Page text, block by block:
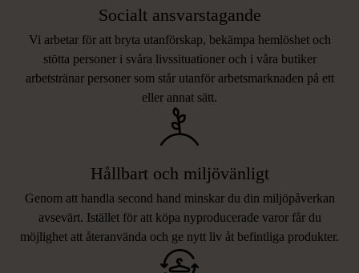
Socialt ansvarstagande
Vi arbetar för att bryta utanförskap, bekämpa hemlöshet och
stötta personer i svåra livssituationer och i våra butiker
arbetstränar personer som står utanför arbetsmarknaden på ett
eller annat sätt.
Hållbart och miljövänligt
Genom att handla second hand minskar du din miljöpåverkan
avsevärt. Istället för att köpa nyproducerade varor får du
möjlighet att återanvända och ge nytt liv åt befintliga produkter.